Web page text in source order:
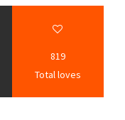
819
Total loves